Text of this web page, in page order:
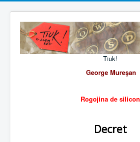
Tiuk!
George Mureşan
Rogojina de silicon
Decret